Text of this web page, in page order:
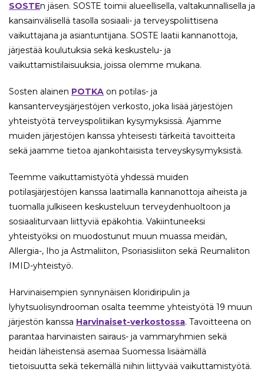
SOSTEn jäsen. SOSTE toimii alueellisella, valtakunnallisella ja
kansainvälisellä tasolla sosiaali- ja terveyspoliittisena
vaikuttajana ja asiantuntijana. SOSTE laatii kannanottoja,
järjestää koulutuksia sekä keskustelu- ja
vaikuttamistilaisuuksia, joissa olemme mukana.
Sosten alainen POTKA on potilas- ja
kansanterveysjärjestöjen verkosto, joka lisää järjestöjen
yhteistyötä terveyspolitiikan kysymyksissä. Ajamme
muiden järjestöjen kanssa yhteisesti tärkeitä tavoitteita
sekä jaamme tietoa ajankohtaisista terveyskysymyksistä.
Teemme vaikuttamistyötä yhdessä muiden
potilasjärjestöjen kanssa laatimalla kannanottoja aiheista ja
tuomalla julkiseen keskusteluun terveydenhuoltoon ja
sosiaaliturvaan liittyviä epäkohtia. Vakiintuneeksi
yhteistyöksi on muodostunut muun muassa meidän,
Allergia-, Iho ja Astmaliiton, Psoriasisliiton sekä Reumaliiton
IMID-yhteistyö.
Harvinaisempien synnynäisen kloridiripulin ja
lyhytsuolisyndrooman osalta teemme yhteistyötä 19 muun
järjestön kanssa Harvinaiset-verkostossa. Tavoitteena on
parantaa harvinaisten sairaus- ja vammaryhmien sekä
heidän läheistensä asemaa Suomessa lisäämällä
tietoisuutta sekä tekemällä niihin liittyvää vaikuttamistyötä.